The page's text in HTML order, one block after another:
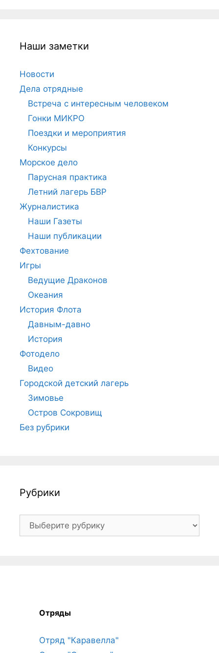
Наши заметки
Новости
Дела отрядные
Встреча с интересным человеком
Гонки МИКРО
Поездки и мероприятия
Конкурсы
Морское дело
Парусная практика
Летний лагерь БВР
Журналистика
Наши Газеты
Наши публикации
Фехтование
Игры
Ведущие Драконов
Океания
История Флота
Давным-давно
История
Фотодело
Видео
Городской детский лагерь
Зимовье
Остров Сокровищ
Без рубрики
Рубрики
Рубрики
Отряды
Отряд "Каравелла"